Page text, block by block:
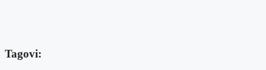
Tagovi: